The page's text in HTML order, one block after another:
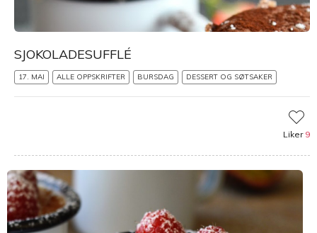
SJOKOLADESUFFLÉ
17. MAI ALLE OPPSKRIFTER BURSDAG DESSERT OG SØTSAKER
Liker 9